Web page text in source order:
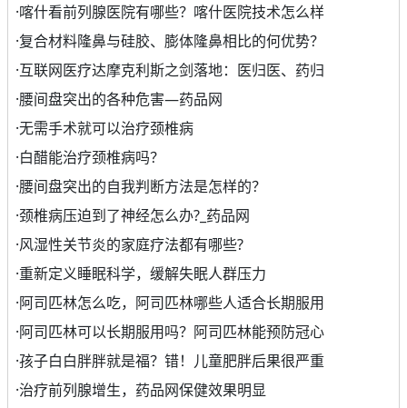
·喀什看前列腺医院有哪些？喀什医院技术怎么样
·复合材料隆鼻与硅胶、膨体隆鼻相比的何优势？
·互联网医疗达摩克利斯之剑落地：医归医、药归
·腰间盘突出的各种危害—药品网
·无需手术就可以治疗颈椎病
·白醋能治疗颈椎病吗？
·腰间盘突出的自我判断方法是怎样的？
·颈椎病压迫到了神经怎么办?_药品网
·风湿性关节炎的家庭疗法都有哪些?
·重新定义睡眠科学，缓解失眠人群压力
·阿司匹林怎么吃，阿司匹林哪些人适合长期服用
·阿司匹林可以长期服用吗？阿司匹林能预防冠心
·孩子白白胖胖就是福？错！儿童肥胖后果很严重
·治疗前列腺增生，药品网保健效果明显